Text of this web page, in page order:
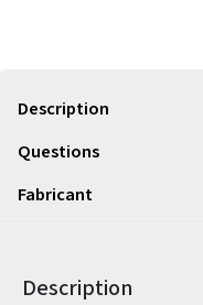
Description
Questions
Fabricant
Description